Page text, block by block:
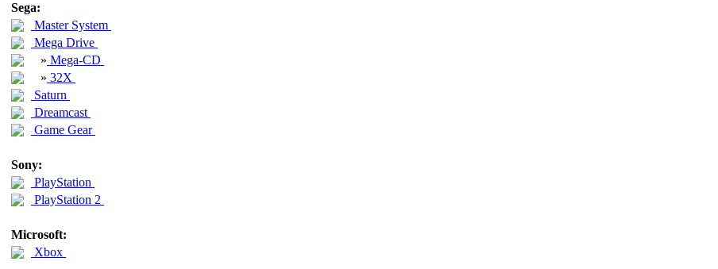
Sega:
Master System
Mega Drive
» Mega-CD
» 32X
Saturn
Dreamcast
Game Gear
Sony:
PlayStation
PlayStation 2
Microsoft:
Xbox